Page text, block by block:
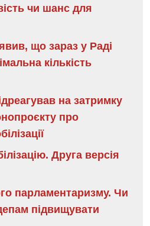
чи шанс для
що зараз у Раді
кількість
на затримку
про
Друга версія
парламентаризму. Чи
підвищувати